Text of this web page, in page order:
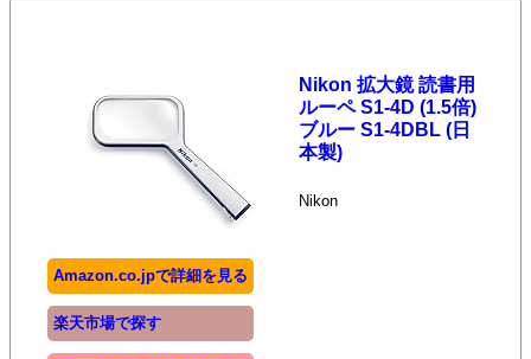
Nikon 拡大鏡 読書用
ルーペ S1-4D (1.5倍)
ブルー S1-4DBL (日
本製)
Nikon
Amazon.co.jpで詳細を見る
楽天市場で探す